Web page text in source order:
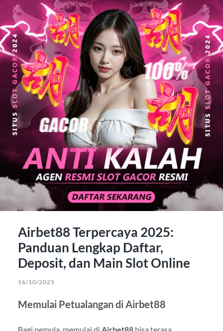
Airbet88 Terpercaya 2025:
Panduan Lengkap Daftar,
Deposit, dan Main Slot Online
16/10/2025
Memulai Petualangan di Airbet88
Bagi pemula, memulai di Airbet88bisa terasa